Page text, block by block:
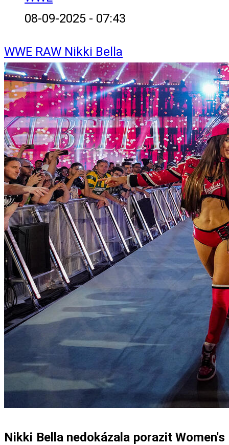
08-09-2025 - 07:43
WWE RAW Nikki Bella
Nikki Bella nedokázala porazit Women's